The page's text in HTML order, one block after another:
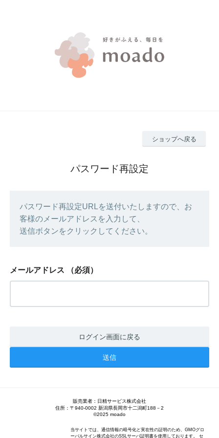
ショップへ戻る
パスワード再設定
パスワード再設定URLを送付いたしますので、お
客様のメールアドレスを入力して、
送信ボタンをクリックしてください。
メールアドレス （必須）
ログイン画面に戻る
販売業者：日精サービス株式会社
住所：〒940-0002 新潟県長岡市十二潟町188－2
©︎2025 moado
当サイトでは、通信情報の暗号化と実在性の証明のため、GMOグロ
ーバルサイン株式会社のSSLサーバ証明書を使用しております。 セ